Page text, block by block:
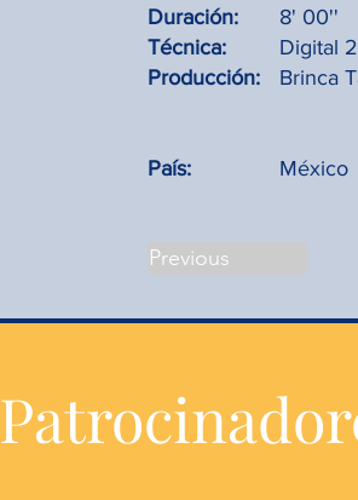
Duración:
Técnica:
Producción:
8' 00''
Digital
Brinca
País: México
Previous